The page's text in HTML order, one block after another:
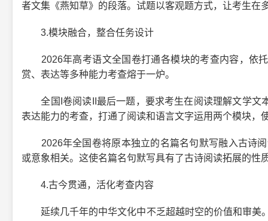
者文集《燕知草》的段落。试题以客观题方式，让考生
3.模块融合，整合任务设计
2026年高考语文全国卷打通各模块的考查内容，依
赏、表达等多种能力考查熔于一炉。
全国I卷阅读II最后一题，要求考生在阅读理解文学文
表达能力的考查，打通了阅读和语言文字运用两个模块，
2026年全国卷将原本独立的名篇名句默写融入古诗阅
或意象相关。这使名篇名句默写具有了古诗阅读拓展的性
4.古今贯通，活化考查内容
延续几千年的中华文化中不乏超越时空的价值和审美